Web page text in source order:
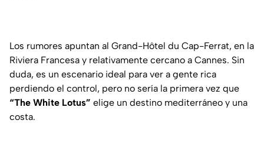
Los rumores apuntan al Grand-Hôtel du Cap-Ferrat, en la
Riviera Francesa y relativamente cercano a Cannes. Sin
duda, es un escenario ideal para ver a gente rica
perdiendo el control, pero no sería la primera vez que
“The White Lotus” elige un destino mediterráneo y una
costa.